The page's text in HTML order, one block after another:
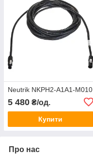
Neutrik NKPH2-A1A1-M010
5 480 ₴/од.
Купити
Про нас